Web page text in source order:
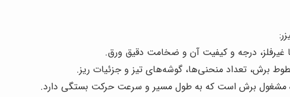
درجه و کیفیت آن و ضخامت دقیق ورق.
تعداد منحنی‌ها، گوشه‌های تیز و جزئیات ریز.
مشغول برش است که به طول مسیر و سرعت حرکت بستگی دارد.